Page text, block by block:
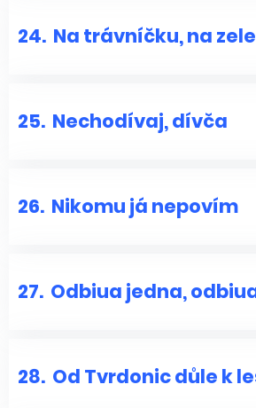
24. Na trávníčku, na
25. Nechodívaj, dívča
26. Nikomu já nepovím
27. Odbiua jedna,
28. Od Tvrdonic důle k